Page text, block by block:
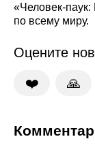
«Человек-
по всему миру.
Оцените
❤️ 🙏